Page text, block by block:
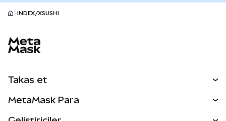
INDEX/XSUSHI
Takas et
MetaMask Para